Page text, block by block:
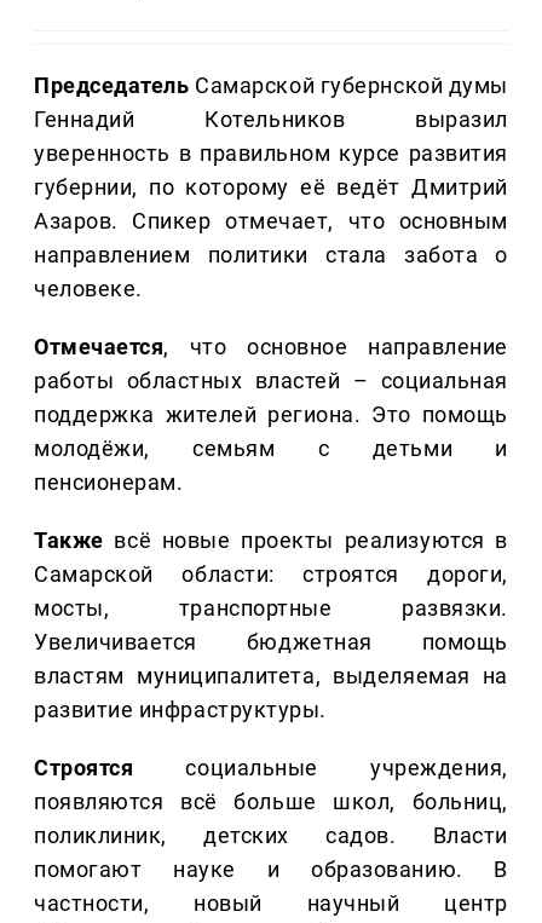
Председатель Самарской губернской думы
Геннадий Котельников выразил
уверенность в правильном курсе развития
губернии, по которому её ведёт Дмитрий
Азаров. Спикер отмечает, что основным
направлением политики стала забота о
человеке.
Отмечается, что основное направление
работы областных властей – социальная
поддержка жителей региона. Это помощь
молодёжи, семьям с детьми и
пенсионерам.
Также всё новые проекты реализуются в
Самарской области: строятся дороги,
мосты, транспортные развязки.
Увеличивается бюджетная помощь
властям муниципалитета, выделяемая на
развитие инфраструктуры.
Строятся социальные учреждения,
появляются всё больше школ, больниц,
поликлиник, детских садов. Власти
помогают науке и образованию. В
частности, новый научный центр